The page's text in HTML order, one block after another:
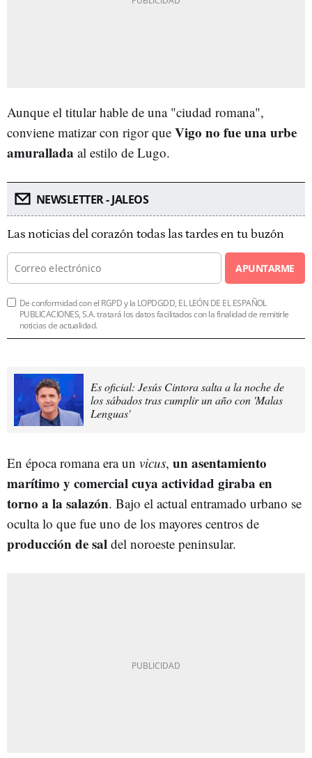
Aunque el titular hable de una "ciudad romana",
conviene matizar con rigor que Vigo no fue una urbe
amurallada al estilo de Lugo.
NEWSLETTER - JALEOS
Las noticias del corazón todas las tardes en tu buzón
APUNTARME
De conformidad con el RGPD y la LOPDGDD, EL LEÓN DE EL ESPAÑOL
PUBLICACIONES, S.A. tratará los datos facilitados con la finalidad de remitirle
noticias de actualidad.
Es oficial: Jesús Cintora salta a la noche de
los sábados tras cumplir un año con 'Malas
Lenguas'
En época romana era un vicus, un asentamiento
marítimo y comercial cuya actividad giraba en
torno a la salazón. Bajo el actual entramado urbano se
oculta lo que fue uno de los mayores centros de
producción de sal del noroeste peninsular.